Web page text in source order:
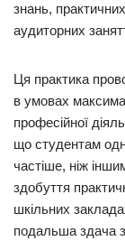
знань,
аудиторних
Ця практика
в умовах
професійної
що студентам
частіше, ніж
здобуття
шкільних
подальша здача